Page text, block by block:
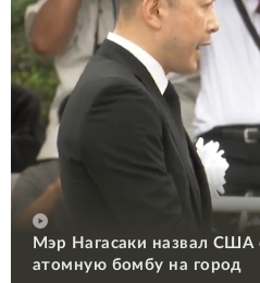
Мэр Нагасаки назвал США
атомную бомбу на город